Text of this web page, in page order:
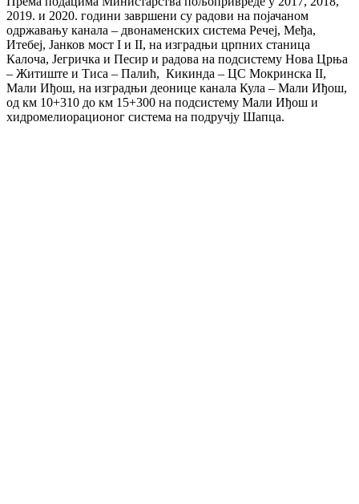
2019. и 2020. години завршени су радови на појачаном
одржавању канала – двонаменских система Речеј, Међа,
Итебеј, Јанков мост I и II, на изградњи црпних станица
Калоча, Јегричка и Песир и радова на подсистему Нова Црња
– Житиште и Тиса – Палић, Кикинда – ЦС Мокринска II,
Мали Иђош, на изградњи деонице канала Кула – Мали Иђош,
од км 10+310 до км 15+300 на подсистему Мали Иђош и
хидромелиорационог система на подручју Шапца.